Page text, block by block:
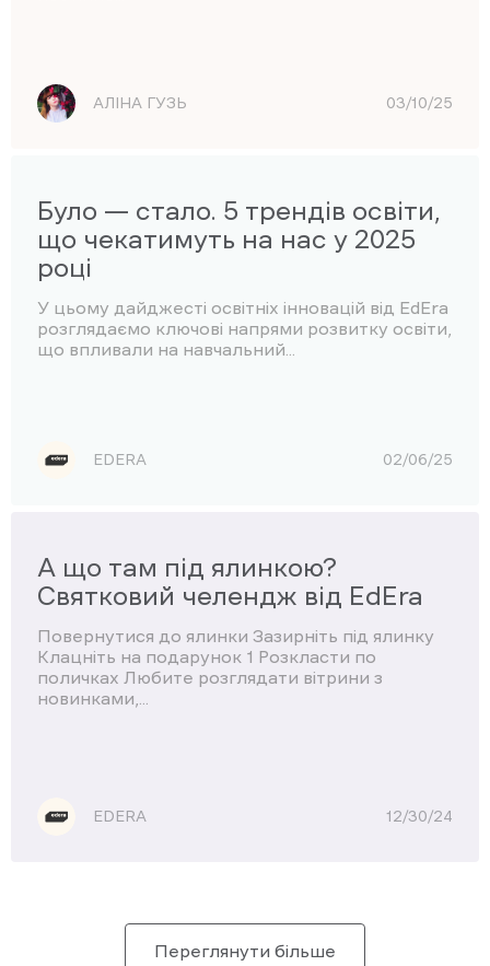
АЛІНА ГУЗЬ 03/10/25
Було — стало. 5 трендів освіти,
що чекатимуть на нас у 2025
році
У цьому дайджесті освітніх інновацій від EdEra
розглядаємо ключові напрями розвитку освіти,
що впливали на навчальний...
EDERA 02/06/25
А що там під ялинкою?
Святковий челендж від EdEra
Повернутися до ялинки Зазирніть під ялинку
Клацніть на подарунок 1 Розкласти по
поличках Любите розглядати вітрини з
новинками,...
EDERA 12/30/24
Переглянути більше